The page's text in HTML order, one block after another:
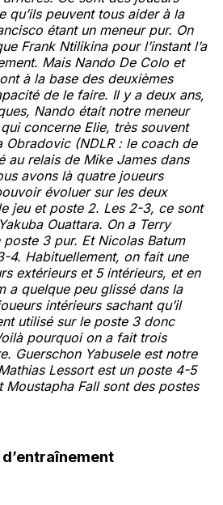
qu’ils peuvent tous aider à la
étant un meneur pur. On
Frank Ntilikina pour l’instant l’a
Mais Nando De Colo et
à la base des deuxièmes
de le faire. Il y a deux ans,
Nando était notre meneur
concerne Elie, très souvent
Obradovic (NDLR : le coach de
au relais de Mike James dans
avons là quatre joueurs
évoluer sur les deux
jeu et poste 2. Les 2-3, ce sont
Ouattara. On a Terry
poste 3 pur. Et Nicolas Batum
4. Habituellement, on fait une
extérieurs et 5 intérieurs, et en
a quelque peu glissé dans la
intérieurs sachant qu’il
utilisé sur le poste 3 donc
pourquoi on a fait trois
Guerschon Yabusele est notre
Lessort est un poste 4-5
Moustapha Fall sont des postes